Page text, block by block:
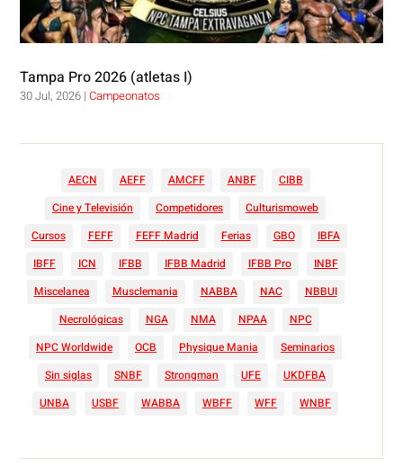
Tampa Pro 2026 (atletas I)
30 Jul, 2026 |Campeonatos
AECN AEFF AMCFF ANBF
CIBB
Cine y Televisión
Competidores
Culturismoweb
Cursos
FEFF FEFF Madrid Ferias GBO
IBFA
IBFF
ICN IFBB IFBB Madrid IFBB Pro
INBF
Miscelanea
Musclemania NABBA NAC
NBBUI
Necrológicas
NGA NMA NPAA
NPC
NPC Worldwide
OCB Physique Mania
Seminarios
Sin siglas
SNBF Strongman UFE
UKDFBA
UNBA
USBF WABBA WBFF WFF WNBF